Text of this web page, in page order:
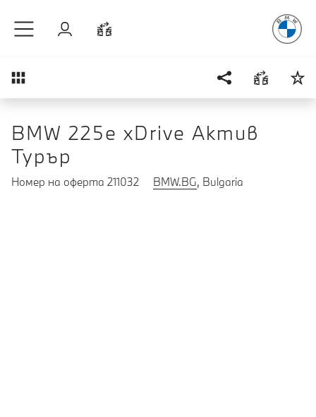
Вход
Преглед
BMW 225e xDrive Актив
Турър
Номер на оферта 211032 BMW.BG, Bulgaria